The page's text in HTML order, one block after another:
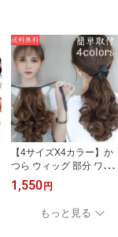
レ ワンピース 大人 子供
Halloween 演出服 ドレ
ス
【4サイズX4カラー】か
つら ウィッグ 部分 ワン
タッチ ポニーテール ウ
ィッグ エクステ つけ毛
ポニーテール ワンタッチ
エクステ 髪 クリップ ロ
1,550円
もっと見る